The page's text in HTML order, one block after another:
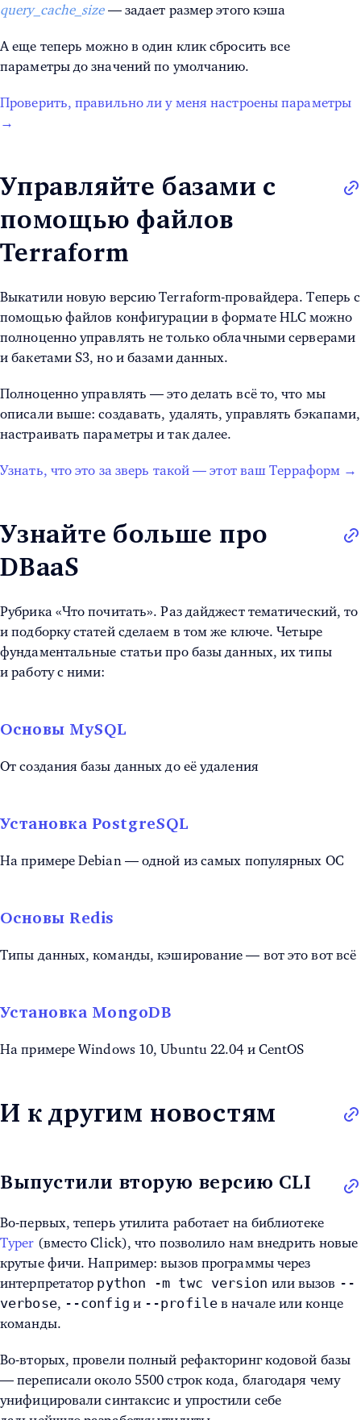
query_cache_size — задает размер этого кэша
А еще теперь можно в один клик сбросить все
параметры до значений по умолчанию.
Проверить, правильно ли у меня настроены параметры
→
Управляйте базами с
помощью файлов
Terraform
Выкатили новую версию Terraform-провайдера. Теперь с
помощью файлов конфигурации в формате HLC можно
полноценно управлять не только облачными серверами
и бакетами S3, но и базами данных.
Полноценно управлять — это делать всё то, что мы
описали выше: создавать, удалять, управлять бэкапами,
настраивать параметры и так далее.
Узнать, что это за зверь такой — этот ваш Терраформ →
Узнайте больше про
DBaaS
Рубрика «Что почитать». Раз дайджест тематический, то
и подборку статей сделаем в том же ключе. Четыре
фундаментальные статьи про базы данных, их типы
и работу с ними:
Основы MySQL
От создания базы данных до её удаления
Установка PostgreSQL
На примере Debian — одной из самых популярных ОС
Основы Redis
Типы данных, команды, кэширование — вот это вот всё
Установка MongoDB
На примере Windows 10, Ubuntu 22.04 и CentOS
И к другим новостям
Выпустили вторую версию CLI
Во-первых, теперь утилита работает на библиотеке
Typer (вместо Click), что позволило нам внедрить новые
крутые фичи. Например: вызов программы через
интерпретатор python -m twc version или вызов --
verbose, --config и --profileв начале или конце
команды.
Во-вторых, провели полный рефакторинг кодовой базы
— переписали около 5500 строк кода, благодаря чему
унифицировали синтаксис и упростили себе